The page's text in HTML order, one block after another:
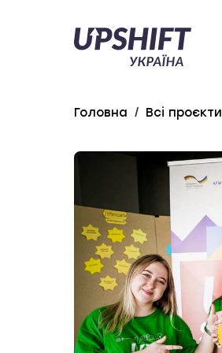
Upshift
Україна
Головна / Всі проєкти